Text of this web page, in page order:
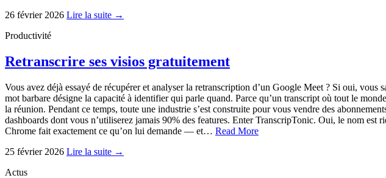
26 février 2026 Lire la suite →
Productivité
Retranscrire ses visios gratuitement
Vous avez déjà essayé de récupérer et analyser la retranscription d’un Google Meet ? Si oui,
mot barbare désigne la capacité à identifier qui parle quand. Parce qu’un transcript où tout le
la réunion. Pendant ce temps, toute une industrie s’est construite pour vous vendre des
dashboards dont vous n’utiliserez jamais 90% des features. Enter TranscripTonic. Oui, le nom
Chrome fait exactement ce qu’on lui demande — et… Read More
25 février 2026 Lire la suite →
Actus